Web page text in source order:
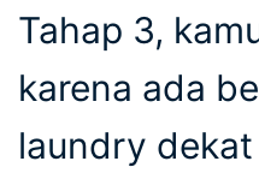
Tahap 3,
karena ada
laundry